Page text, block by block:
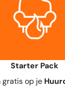
Starter Pack
gratis op je